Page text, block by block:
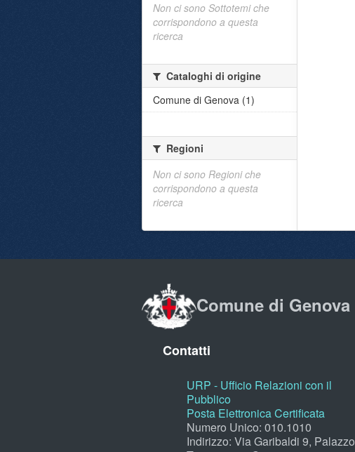
Non ci sono Sottotemi che
corrispondono a questa
ricerca
Cataloghi di origine
Comune di Genova (1)
Regioni
Non ci sono Regioni che
corrispondono a questa
ricerca
Comune di Genova
Contatti
URP - Ufficio Relazioni con il
Pubblico
Posta Elettronica Certificata
Numero Unico: 010.1010
Indirizzo: Via Garibaldi 9, Palazzo